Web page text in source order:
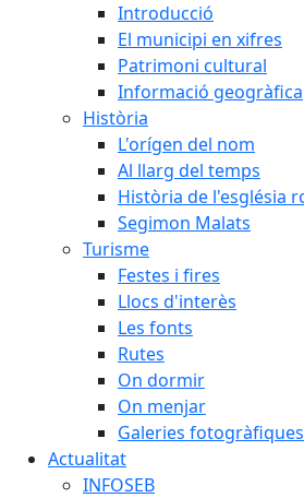
Introducció
El municipi en xifres
Patrimoni cultural
Informació geogràfica
Història
L'orígen del nom
Al llarg del temps
Història de l'església
Segimon Malats
Turisme
Festes i fires
Llocs d'interès
Les fonts
Rutes
On dormir
On menjar
Galeries fotogràfiques
Actualitat
INFOSEB